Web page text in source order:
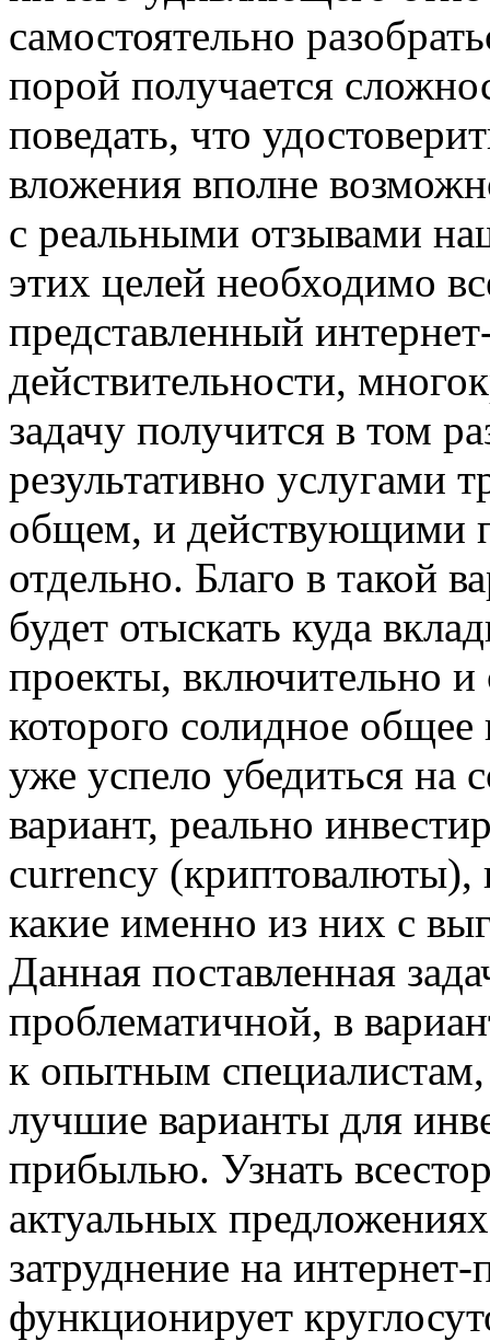
самостоятельно
порой получается
поведать, что
вложения вполне
с реальными отзывами
этих целей необходимо
представленный
действительности,
задачу получится в том
результативно услугами
общем, и действующими
отдельно. Благо в такой
будет отыскать куда
проекты, включительно и
которого солидное
уже успело убедиться на
вариант, реально
currency (криптовалюты),
какие именно из них с
Данная поставленная
проблематичной, в
к опытным специалистам,
лучшие варианты для
прибылью. Узнать
актуальных
затруднение на
функционирует